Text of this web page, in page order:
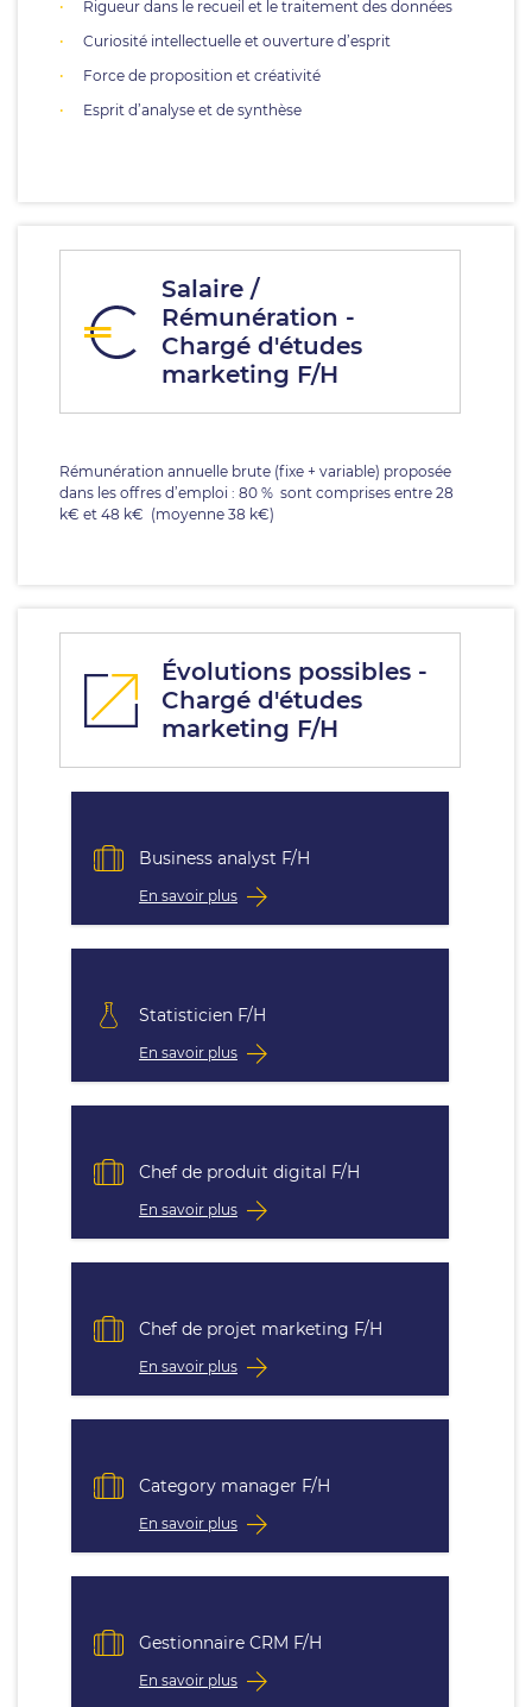
Rigueur dans le recueil et le traitement des données
Curiosité intellectuelle et ouverture d’esprit
Force de proposition et créativité
Esprit d’analyse et de synthèse
Salaire /
Rémunération -
Chargé d'études
marketing F/H
Rémunération annuelle brute (fixe + variable) proposée
dans les offres d’emploi : 80 % sont comprises entre 28
k€ et 48 k€ (moyenne 38 k€)
Évolutions possibles -
Chargé d'études
marketing F/H
Business analyst F/H
En savoir plus
Statisticien F/H
En savoir plus
Chef de produit digital F/H
En savoir plus
Chef de projet marketing F/H
En savoir plus
Category manager F/H
En savoir plus
Gestionnaire CRM F/H
En savoir plus